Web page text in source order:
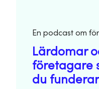
En podcast om
Lärdomar
företagare
du